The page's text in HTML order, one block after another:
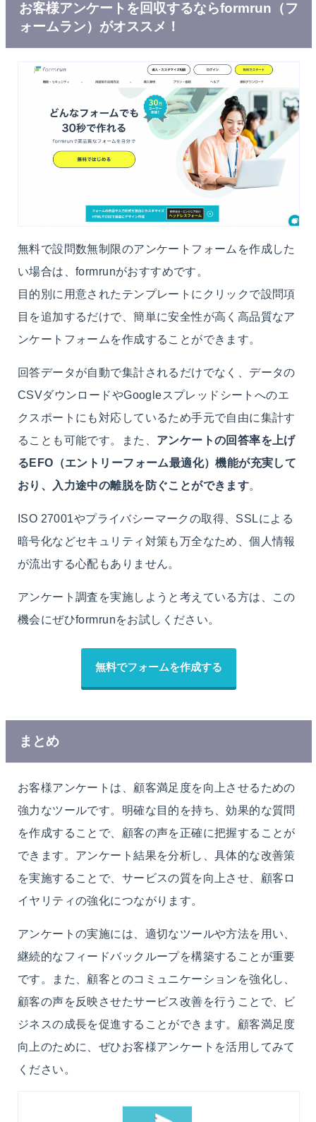
お客様アンケートを回収するならformrun（フ
ォームラン）がオススメ！
無料で設問数無制限のアンケートフォームを作成した
い場合は、formrunがおすすめです。
目的別に用意されたテンプレートにクリックで設問項
目を追加するだけで、簡単に安全性が高く高品質なア
ンケートフォームを作成することができます。
回答データが自動で集計されるだけでなく、データの
CSVダウンロードやGoogleスプレッドシートへのエ
クスポートにも対応しているため手元で自由に集計す
ることも可能です。また、 アンケートの回答率を上げ
るEFO（エントリーフォーム最適化）機能が充実して
おり、入力途中の離脱を防ぐことができます。
ISO 27001やプライバシーマークの取得、SSLによる
暗号化などセキュリティ対策も万全なため、個人情報
が流出する心配もありません。
アンケート調査を実施しようと考えている方は、この
機会にぜひformrunをお試しください。
無料でフォームを作成する
まとめ
お客様アンケートは、顧客満足度を向上させるための
強力なツールです。明確な目的を持ち、効果的な質問
を作成することで、顧客の声を正確に把握することが
できます。アンケート結果を分析し、具体的な改善策
を実施することで、サービスの質を向上させ、顧客ロ
イヤリティの強化につながります。
アンケートの実施には、適切なツールや方法を用い、
継続的なフィードバックループを構築することが重要
です。また、顧客とのコミュニケーションを強化し、
顧客の声を反映させたサービス改善を行うことで、ビ
ジネスの成長を促進することができます。顧客満足度
向上のために、ぜひお客様アンケートを活用してみて
ください。